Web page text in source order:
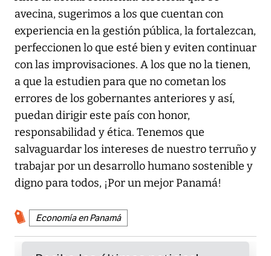
avecina, sugerimos a los que cuentan con
experiencia en la gestión pública, la fortalezcan,
perfeccionen lo que esté bien y eviten continuar
con las improvisaciones. A los que no la tienen,
a que la estudien para que no cometan los
errores de los gobernantes anteriores y así,
puedan dirigir este país con honor,
responsabilidad y ética. Tenemos que
salvaguardar los intereses de nuestro terruño y
trabajar por un desarrollo humano sostenible y
digno para todos, ¡Por un mejor Panamá!
Economía en Panamá